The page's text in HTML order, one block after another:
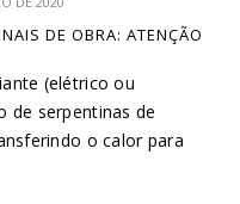
DE OBRA: ATENÇÃO
(elétrico ou
de serpentinas de
o calor para